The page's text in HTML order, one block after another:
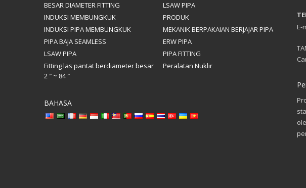
BESAR DIAMETER FITTING
LSAW PIPA
INDUKSI MEMBUNGKUK
PRODUK
INDUKSI PIPA MEMBUNGKUK
MEKANIK BERPAKAIAN BERJAJAR PIPA
PIPA BAJA SEAMLESS
ERW PIPA
LSAW PIPA
PIPA FITTING
Fitting las pantat berdiameter besar
2 ″ ~ 84 ″
Peralatan Nuklir
BAHASA
E-